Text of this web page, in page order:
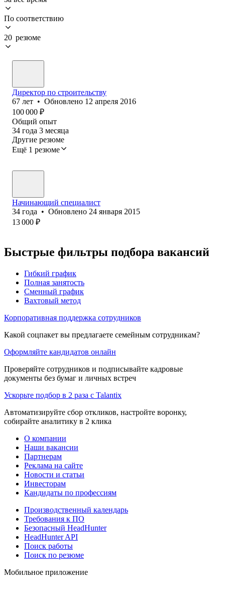
По соответствию
20 резюме
Директор по строительству
67 лет • Обновлено 12 апреля 2016
100 000 ₽
Общий опыт
34 года 3 месяца
Другие резюме
Ещё 1 резюме
Начинающий специалист
34 года • Обновлено 24 января 2015
13 000 ₽
Быстрые фильтры подбора вакансий
Гибкий график
Полная занятость
Сменный график
Вахтовый метод
Корпоративная поддержка сотрудников
Какой соцпакет вы предлагаете семейным сотрудникам?
Оформляйте кандидатов онлайн
Проверяйте сотрудников и подписывайте кадровые
документы без бумаг и личных встреч
Ускорьте подбор в 2 раза с Talantix
Автоматизируйте сбор откликов, настройте воронку,
собирайте аналитику в 2 клика
О компании
Наши вакансии
Партнерам
Реклама на сайте
Новости и статьи
Инвесторам
Кандидаты по профессиям
Производственный календарь
Требования к ПО
Безопасный HeadHunter
HeadHunter API
Поиск работы
Поиск по резюме
Мобильное приложение